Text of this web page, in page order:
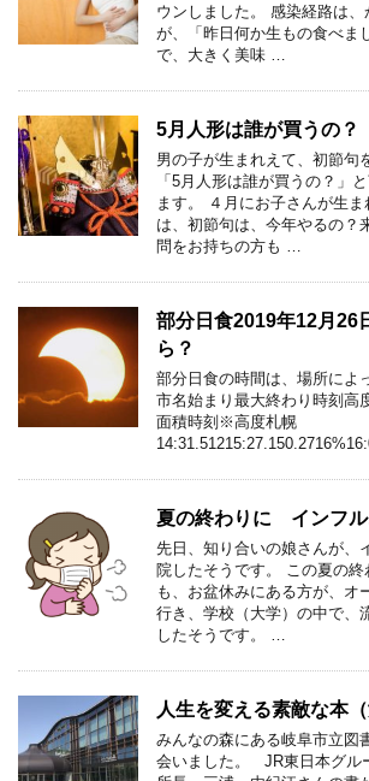
ウンしました。 感染経路は
が、「昨日何か生もの食べま
で、大きく美味 …
5月人形は誰が買うの？
男の子が生まれえて、初節句
「5月人形は誰が買うの？」
ます。 ４月にお子さんが生
は、初節句は、今年やるの？
問をお持ちの方も …
部分日食2019年12月26
ら？
部分日食の時間は、場所によ
市名始まり最大終わり時刻高
面積時刻※高度札幌
夏の終わりに インフ
先日、知り合いの娘さんが、
院したそうです。 この夏の終
も、お盆休みにある方が、オ
行き、学校（大学）の中で、
したそうです。 …
人生を変える素敵な本（
みんなの森にある岐阜市立図
会いました。 JR東日本グル